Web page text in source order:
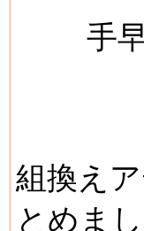
手
組換え
とめま